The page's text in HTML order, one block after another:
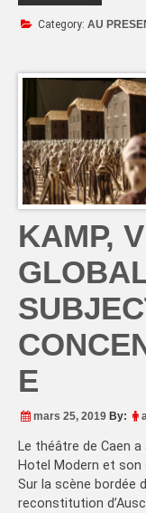
Category: AU
KAMP,
E
mars 25, 2019 By:
Le théâtre de Caen a
Hotel Modern et son
Sur la scène bordée
reconstitution